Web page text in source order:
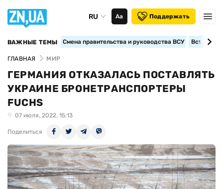
RU Аа Поддержать
ВАЖНЫЕ ТЕМЫ Смена правительства и руководства ВСУ
ГЛАВНАЯ МИР
ГЕРМАНИЯ ОТКАЗАЛАСЬ ПОСТАВЛЯТЬ
УКРАИНЕ БРОНЕТРАНСПОРТЕРЫ
FUCHS
07 июля, 2022, 15:13
Поделиться